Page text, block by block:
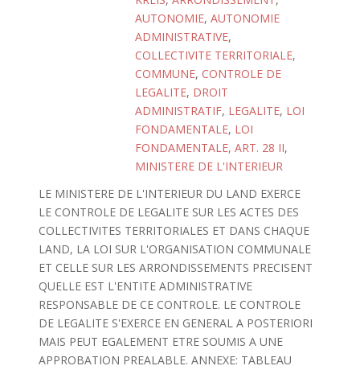
AUTONOMIE, AUTONOMIE
ADMINISTRATIVE,
COLLECTIVITE TERRITORIALE,
COMMUNE, CONTROLE DE
LEGALITE, DROIT
ADMINISTRATIF, LEGALITE, LOI
FONDAMENTALE, LOI
FONDAMENTALE, ART. 28 II,
MINISTERE DE L'INTERIEUR
LE MINISTERE DE L'INTERIEUR DU LAND EXERCE
LE CONTROLE DE LEGALITE SUR LES ACTES DES
COLLECTIVITES TERRITORIALES ET DANS CHAQUE
LAND, LA LOI SUR L'ORGANISATION COMMUNALE
ET CELLE SUR LES ARRONDISSEMENTS PRECISENT
QUELLE EST L'ENTITE ADMINISTRATIVE
RESPONSABLE DE CE CONTROLE. LE CONTROLE
DE LEGALITE S'EXERCE EN GENERAL A POSTERIORI
MAIS PEUT EGALEMENT ETRE SOUMIS A UNE
APPROBATION PREALABLE. ANNEXE: TABLEAU